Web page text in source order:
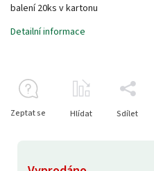
balení 20ks v kartonu
Detailní informace
Zeptat se Hlídat Sdílet